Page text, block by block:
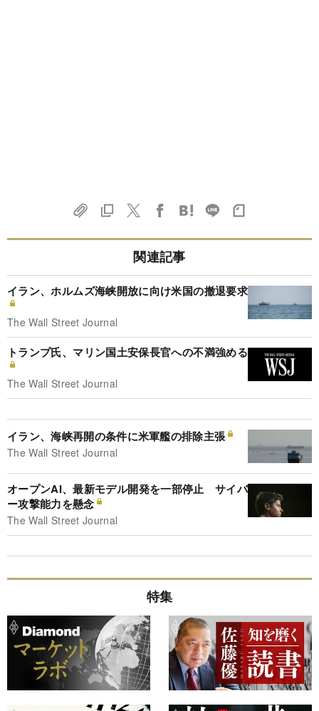
関連記事
イラン、ホルムズ海峡開放に向け米国の撤退要求
The Wall Street Journal
トランプ氏、マリン国土安保長官への不満強める
The Wall Street Journal
イラン、海峡再開の条件に米軍艦の排除主張
The Wall Street Journal
オープンAI、最新モデル開発を一部停止 サイバ
ー攻撃能力を懸念
The Wall Street Journal
特集